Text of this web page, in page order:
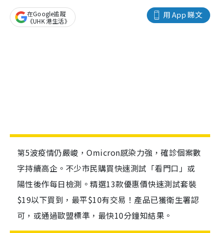
用 App 睇文
在Google追蹤
《UHK 港生活》
第5波疫情仍嚴峻，Omicron感染力強，確診個案數
字持續高企。不少市民購買快速測試「看門口」或
陽性後作每日檢測。精選13款優惠價快速測試套裝
$19以下買到，最平$10有交易！產品已獲衛生署認
可，或通過歐盟標準，最快10分鐘知結果。